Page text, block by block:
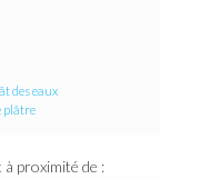
des eaux
plâtre
proximité de :